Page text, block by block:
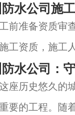
水公司施
前准备资质审
工资质，施工
备丰富的施工
具备良好的防水
符合国家及地
水公司：
座历史悠久的
要的工程。随